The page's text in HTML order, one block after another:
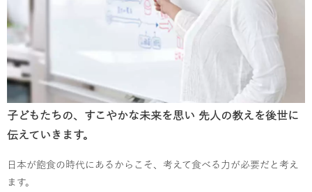
子どもたちの、すこやかな未来を思い 先人の教えを後世に
伝えていきます。
日本が飽食の時代にあるからこそ、考えて食べる力が必要だと考え
ます。